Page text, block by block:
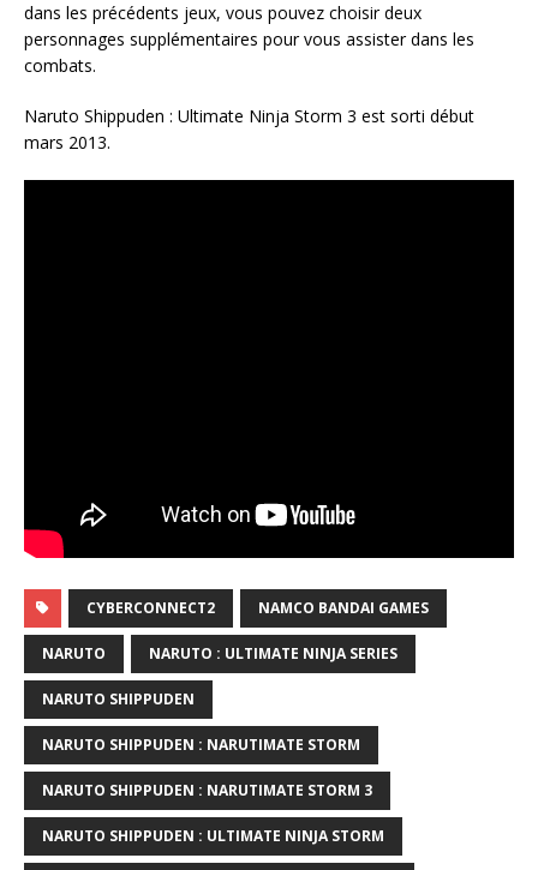
dans les précédents jeux, vous pouvez choisir deux
personnages supplémentaires pour vous assister dans les
combats.
Naruto Shippuden : Ultimate Ninja Storm 3 est sorti début
mars 2013.
CYBERCONNECT2 NAMCO BANDAI GAMES
NARUTO NARUTO : ULTIMATE NINJA SERIES
NARUTO SHIPPUDEN
NARUTO SHIPPUDEN : NARUTIMATE STORM
NARUTO SHIPPUDEN : NARUTIMATE STORM 3
NARUTO SHIPPUDEN : ULTIMATE NINJA STORM